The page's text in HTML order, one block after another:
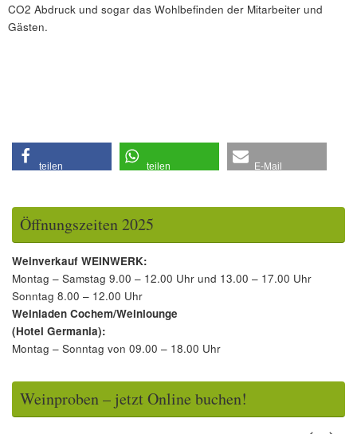
CO2 Abdruck und sogar das Wohlbefinden der Mitarbeiter und
Gästen.
teilen teilen E-Mail
Öffnungszeiten 2025
Weinverkauf WEINWERK:
Montag – Samstag 9.00 – 12.00 Uhr und 13.00 – 17.00 Uhr
Sonntag 8.00 – 12.00 Uhr
Weinladen Cochem/Weinlounge
(Hotel Germania):
Montag – Sonntag von 09.00 – 18.00 Uhr
Weinproben – jetzt Online buchen!